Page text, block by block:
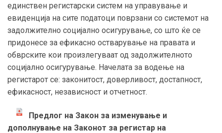
единствен регистарски систем на управување и
евиденција на сите податоци поврзани со системот на
задолжително социјално осигурување, со што ќе се
придонесе за ефикасно остварување на правата и
обврските кои произлегуваат од задолжителното
социјално осигурување. Начелата за водење на
регистарот се: законитост, доверливост, достапност,
ефикасност, независност и отчетност.
Предлог на Закон за изменување и
дополнување на Законот за регистар на